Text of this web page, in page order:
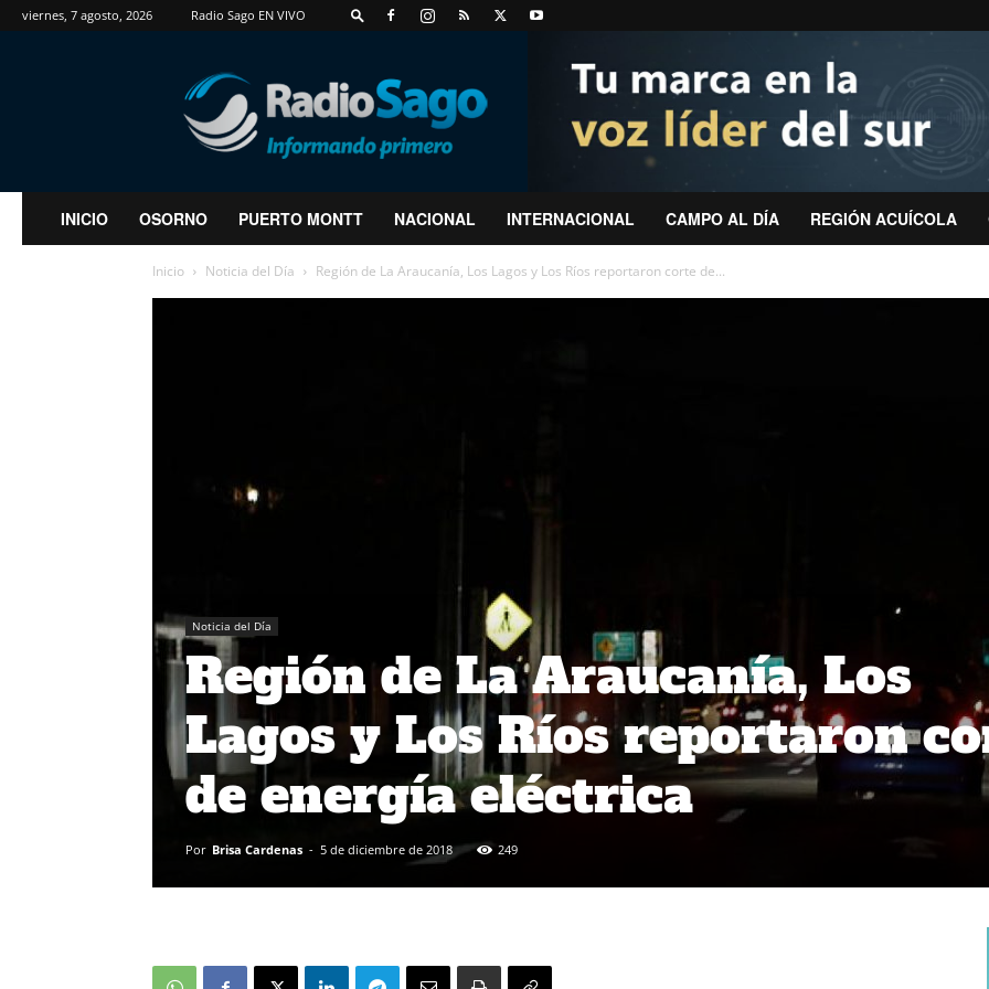
viernes, 7 agosto, 2026 Radio Sago EN VIVO
RadioSago
INICIO OSORNO PUERTO MONTT NACIONAL INTERNACIONAL CAMPO AL DÍA REGIÓN ACUÍCOLA
Inicio Noticia del Día Región de La Araucanía, Los Lagos y Los Ríos reportaron corte de...
Noticia del Día
Región de La Araucanía, Los
Lagos y Los Ríos reportaron
de energía eléctrica
Por Brisa Cardenas - 5 de diciembre de 2018 249